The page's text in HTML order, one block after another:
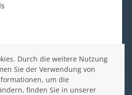
Durch die weitere Nutzung
Sie der Verwendung von
um die
finden Sie in unserer